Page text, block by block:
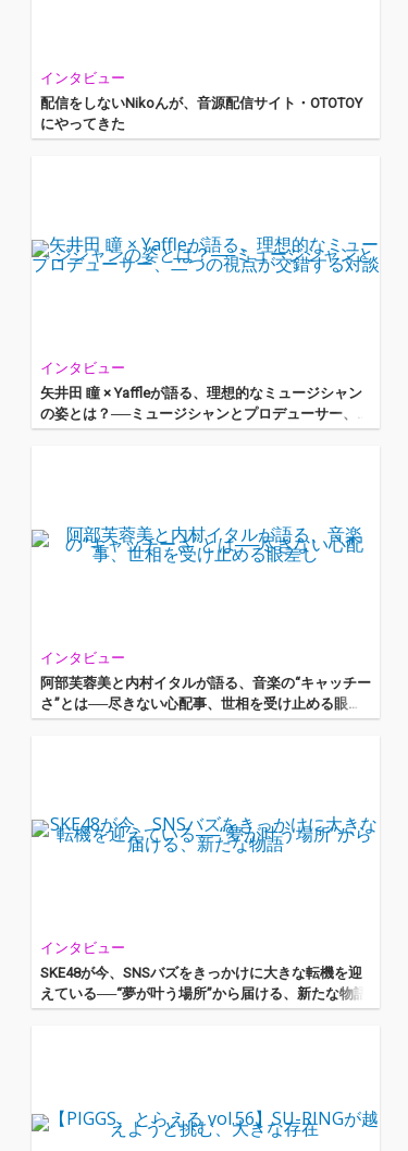
インタビュー
配信をしないNikoんが、音源配信サイト・OTOTOY
にやってきた
インタビュー
矢井田 瞳 × Yaffleが語る、理想的なミュージシャン
の姿とは？──ミュージシャンとプロデューサー、二
つの視点が交錯する対談
インタビュー
阿部芙蓉美と内村イタルが語る、音楽の“キャッチー
さ”とは──尽きない心配事、世相を受け止める眼差
し
インタビュー
SKE48が今、SNSバズをきっかけに大きな転機を迎
えている──“夢が叶う場所”から届ける、新たな物語